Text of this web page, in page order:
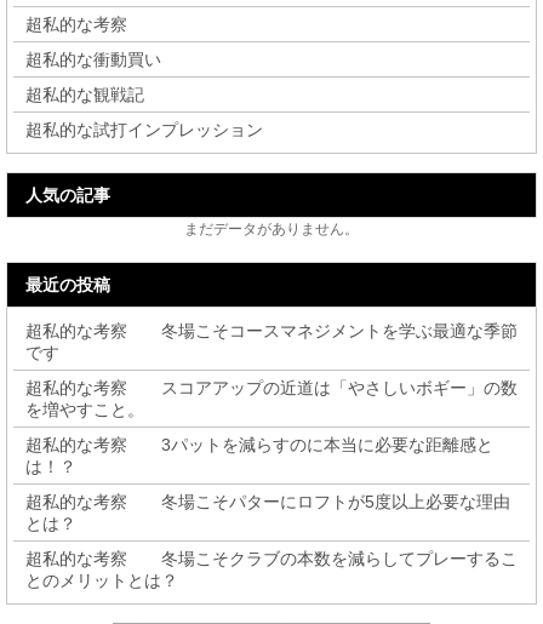
超私的な考察
超私的な衝動買い
超私的な観戦記
超私的な試打インプレッション
人気の記事
まだデータがありません。
最近の投稿
超私的な考察 冬場こそコースマネジメントを学ぶ最適な季節
です
超私的な考察 スコアアップの近道は「やさしいボギー」の数
を増やすこと。
超私的な考察 3パットを減らすのに本当に必要な距離感と
は！？
超私的な考察 冬場こそパターにロフトが5度以上必要な理由
とは？
超私的な考察 冬場こそクラブの本数を減らしてプレーするこ
とのメリットとは？